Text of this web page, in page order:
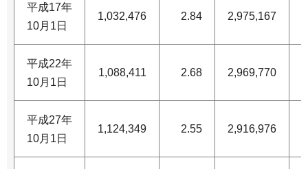
平成17年
10月1日
1,032,476 2.84 2,975,167
平成22年
10月1日
1,088,411 2.68 2,969,770
平成27年
10月1日
1,124,349 2.55 2,916,976